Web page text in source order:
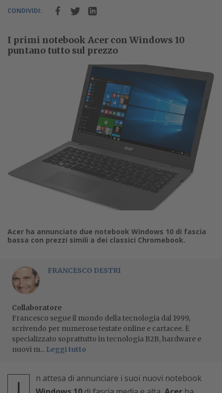
CONDIVIDI:
I primi notebook Acer con Windows 10
puntano tutto sul prezzo
Acer ha annunciato due notebook Windows 10 di fascia
bassa con prezzi simili a dei classici Chromebook.
FRANCESCO DESTRI
Collaboratore
Francesco segue il mondo della tecnologia dal 1999,
scrivendo per numerose testate online e cartacee. È
specializzato soprattutto in tecnologia B2B, hardware e
nuovi m... Leggi tutto
n attesa di annunciare i suoi nuovi notebook